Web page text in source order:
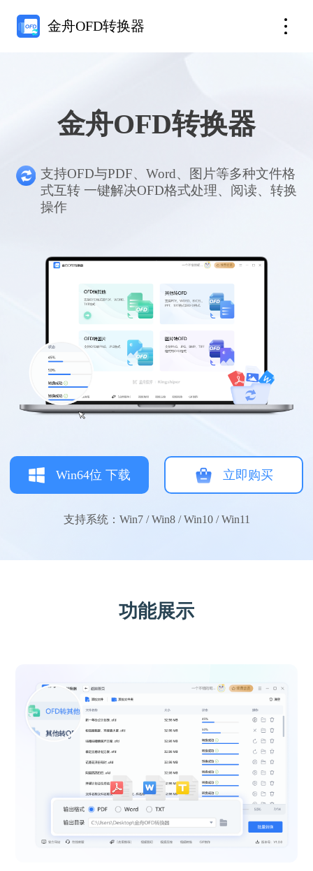
金舟OFD转换器
金舟OFD转换器
支持OFD与PDF、Word、图片等多种文件格
式互转 一键解决OFD格式处理、阅读、转换
操作
Win64位 下载 立即购买
支持系统：Win7 / Win8 / Win10 / Win11
功能展示